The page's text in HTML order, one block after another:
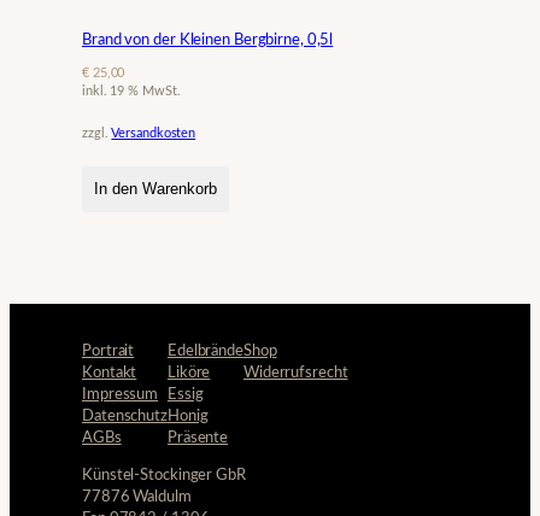
Brand von der Kleinen Bergbirne, 0,5l
€25,00
inkl. 19 % MwSt.
zzgl.Versandkosten
In den Warenkorb
Portrait
Kontakt
Impressum
Datenschutz
AGBs
Edelbrände
Liköre
Essig
Honig
Präsente
Shop
Widerrufsrecht
Künstel-Stockinger GbR
77876 Waldulm